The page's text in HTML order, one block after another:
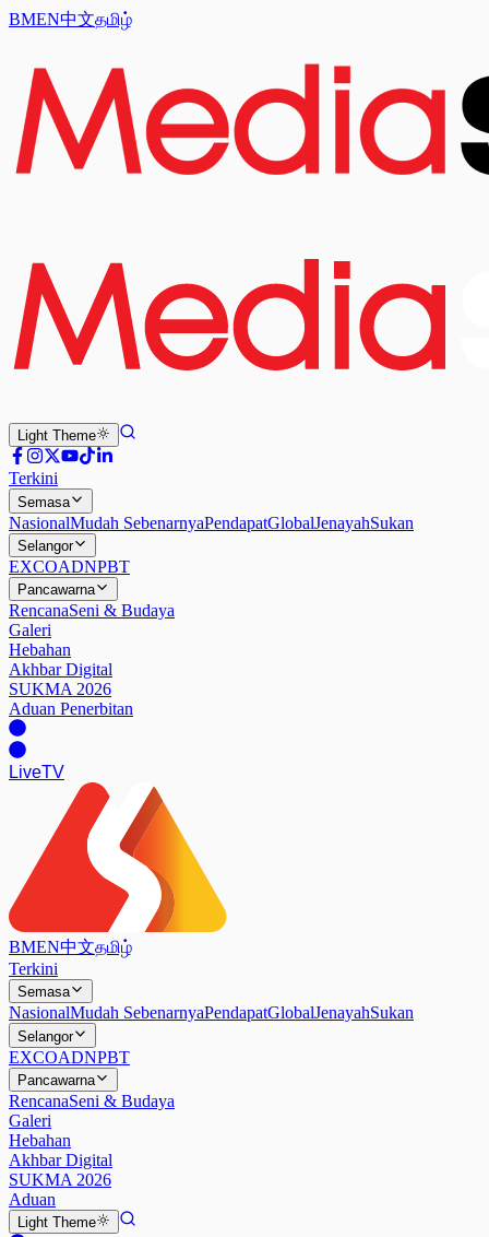
BMEN中文தமிழ்
Light Theme
Terkini
Semasa
NasionalMudah SebenarnyaPendapatGlobalJenayahSukan
Selangor
EXCOADNPBT
Pancawarna
RencanaSeni & Budaya
Galeri
Hebahan
Akhbar Digital
SUKMA 2026
Aduan Penerbitan
LiveTV
BMEN中文தமிழ்
Terkini
Semasa
NasionalMudah SebenarnyaPendapatGlobalJenayahSukan
Selangor
EXCOADNPBT
Pancawarna
RencanaSeni & Budaya
Galeri
Hebahan
Akhbar Digital
SUKMA 2026
Aduan
Light Theme